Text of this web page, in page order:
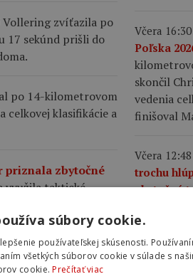
Vollering zvíťazila po
17 sekúnd prišli do
po 14-kilometrovom
celkovej klasifikácie a
priznala zbytočné
využila taktické
a na Mont
Ventoux: Nešlo mi
Včera 16:30
Poľska
skončil
vedenia
finišoval
Včera 12:48
trochu
zbytočné
využila
favoritiek,
pred
si
súbory cookie.
používateľskej skúsenosti.
všetkých súborov cookie v súlade s
cookie.Prečítať viac